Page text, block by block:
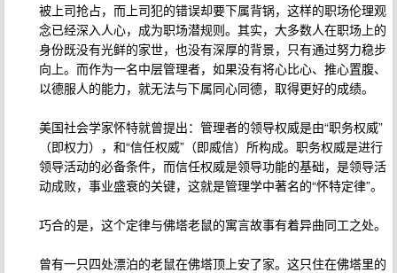
被上司抢占，而上司犯的错误却要下属背锅，这样的职场伦理观
念已经深入人心，成为职场潜规则。其实，大多数人在职场上的
身份既没有光鲜的家世，也没有深厚的背景，只有通过努力稳步
向上。而作为一名中层管理者，如果没有将心比心、推心置腹、
以德服人的能力，就无法与下属同心同德，取得更好的成绩。
美国社会学家怀特就曾提出：管理者的领导权威是由“职务权威”
（即权力），和“信任权威”（即威信）所构成。职务权威是进行
领导活动的必备条件，而信任权威是领导功能的基础，是领导活
动成败，事业盛衰的关键，这就是管理学中著名的“怀特定律”。
巧合的是，这个定律与佛塔老鼠的寓言故事有着异曲同工之处。
曾有一只四处漂泊的老鼠在佛塔顶上安了家。这只住在佛塔里的